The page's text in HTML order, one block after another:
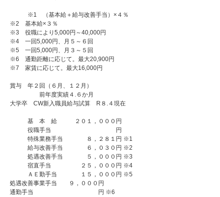
※1 （基本給＋給与改善手当）×４％
※2 基本給×３％
※3 役職により5,000円～40,000円
※4 一回5,000円、月５～６回
※5 一回5,000円、月３～５回
※6 通勤距離に応じて。最大20,900円
※7 家賃に応じて。最大16,000円
賞与 年２回（６月、１２月）
前年度実績４.６か月
大学卒 CW新入職員給与試算 R８.４現在
基 本 給 ２０１，０００円
役職手当 円
特殊業務手当 ８，２８１円 ※1
給与改善手当 ６，０３０円 ※2
処遇改善手当 ５，０００円 ※3
宿直手当 ２５，０００円 ※4
ＡＥ勤手当 １５，０００円 ※5
処遇改善事業手当 ９，０００円
通勤手当 円 ※6